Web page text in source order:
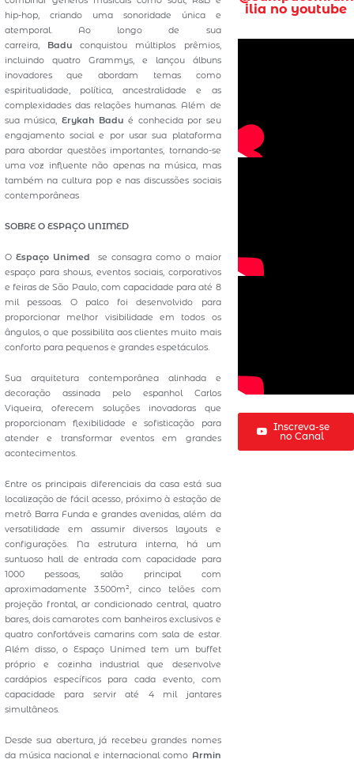
hip-hop, criando uma sonoridade única e
atemporal. Ao longo de sua
carreira, Badu conquistou múltiplos prêmios,
incluindo quatro Grammys, e lançou álbuns
inovadores que abordam temas como
espiritualidade, política, ancestralidade e as
complexidades das relações humanas. Além de
sua música, Erykah Badu é conhecida por seu
engajamento social e por usar sua plataforma
para abordar questões importantes, tornando-se
uma voz influente não apenas na música, mas
também na cultura pop e nas discussões sociais
contemporâneas
SOBRE O ESPAÇO UNIMED
OEspaço Unimed se consagra como o maior
espaço para shows, eventos sociais, corporativos
e feiras de São Paulo, com capacidade para até 8
mil pessoas. O palco foi desenvolvido para
proporcionar melhor visibilidade em todos os
ângulos, o que possibilita aos clientes muito mais
conforto para pequenos e grandes espetáculos.
Sua arquitetura contemporânea alinhada e
decoração assinada pelo espanhol Carlos
Viqueira, oferecem soluções inovadoras que
proporcionam flexibilidade e sofisticação para
atender e transformar eventos em grandes
acontecimentos.
Entre os principais diferenciais da casa está sua
localização de fácil acesso, próximo à estação de
metrô Barra Funda e grandes avenidas, além da
versatilidade em assumir diversos layouts e
configurações. Na estrutura interna, há um
suntuoso hall de entrada com capacidade para
1000 pessoas, salão principal com
aproximadamente 3.500m², cinco telões com
projeção frontal, ar condicionado central, quatro
bares, dois camarotes com banheiros exclusivos e
quatro confortáveis camarins com sala de estar.
Além disso, o Espaço Unimed tem um buffet
próprio e cozinha industrial que desenvolve
cardápios específicos para cada evento, com
capacidade para servir até 4 mil jantares
simultâneos.
Desde sua abertura, já recebeu grandes nomes
da música nacional e internacional como Armin
ilia no youtube
Inscreva-se
no Canal